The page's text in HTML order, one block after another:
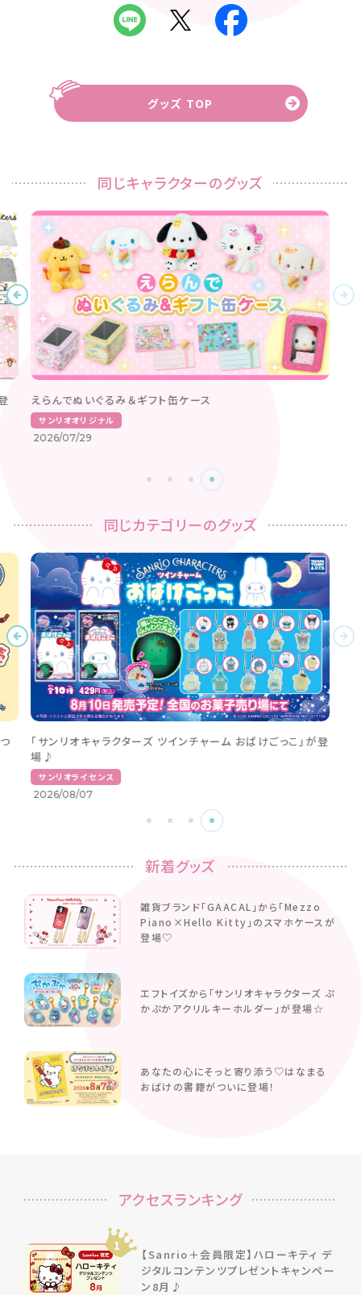
グッズ TOP
同じキャラクターのグッズ
えらんでぬいぐるみ＆ギフト缶ケース
サンリオオリジナル
2026/07/29
同じカテゴリーのグッズ
「サンリオキャラクターズ ツインチャーム おばけごっこ」が登
場♪
サンリオライセンス
2026/08/07
新着グッズ
雑貨ブランド「GAACAL」から「Mezzo
Piano×Hello Kitty」のスマホケースが
登場♡
エフトイズから「サンリオキャラクターズ ぷ
かぷかアクリルキーホルダー」が登場☆
あなたの心にそっと寄り添う♡はなまる
おばけの書籍がついに登場！
アクセスランキング
1
【Sanrio＋会員限定】ハローキティ デ
ジタルコンテンツプレゼントキャンペー
ン8月♪